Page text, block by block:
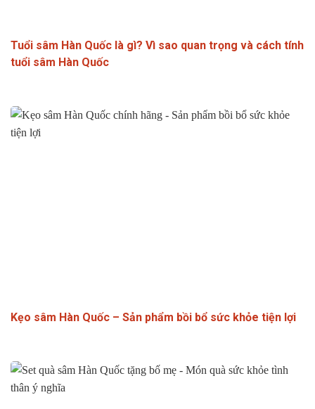
Tuổi sâm Hàn Quốc là gì? Vì sao quan trọng và cách tính
tuổi sâm Hàn Quốc
Kẹo sâm Hàn Quốc – Sản phẩm bồi bổ sức khỏe tiện lợi